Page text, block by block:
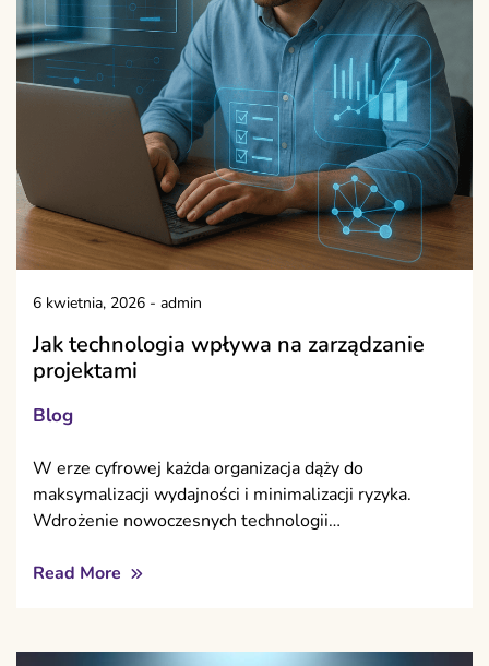
6 kwietnia, 2026 - admin
Jak technologia wpływa na zarządzanie
projektami
Blog
W erze cyfrowej każda organizacja dąży do
maksymalizacji wydajności i minimalizacji ryzyka.
Wdrożenie nowoczesnych technologii…
Read More